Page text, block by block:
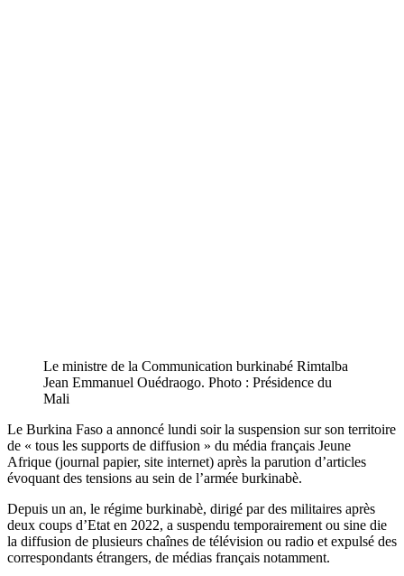
Le ministre de la Communication burkinabé Rimtalba
Jean Emmanuel Ouédraogo. Photo : Présidence du
Mali
Le Burkina Faso a annoncé lundi soir la suspension sur son territoire
de « tous les supports de diffusion » du média français Jeune
Afrique (journal papier, site internet) après la parution d’articles
évoquant des tensions au sein de l’armée burkinabè.
Depuis un an, le régime burkinabè, dirigé par des militaires après
deux coups d’Etat en 2022, a suspendu temporairement ou sine die
la diffusion de plusieurs chaînes de télévision ou radio et expulsé des
correspondants étrangers, de médias français notamment.